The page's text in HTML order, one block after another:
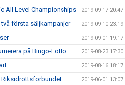
All Level Championships 2019-09-17 20:47
två första säljkampanjer 2019-09-10 23:19
2019-09-01 19:17
på Bingo-Lotto 2019-08-23 17:30
2019-08-16 18:17
Riksidrottsförbundet 2019-06-01 13:07